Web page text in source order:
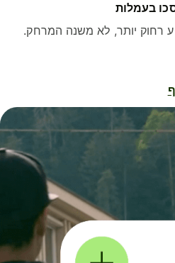
בעמלות
רחוק יותר, לא משנה המרחק.